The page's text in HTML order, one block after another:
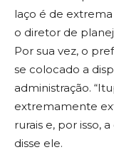
laço é de
o diretor de
Por sua vez, o
se colocado a
administração.
extremamente
rurais e, por isso,
disse ele.